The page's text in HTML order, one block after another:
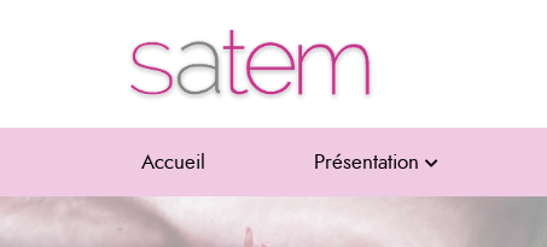
Accueil Présentation